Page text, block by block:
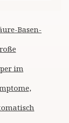
Basen-
im